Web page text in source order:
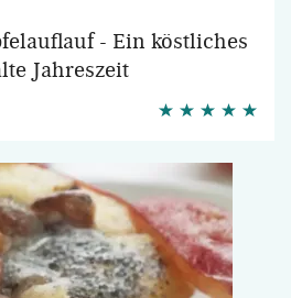
- Ein köstliches
Jahreszeit